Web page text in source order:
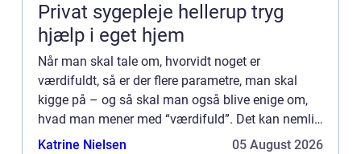
Privat sygepleje hellerup tryg
hjælp i eget hjem
Når man skal tale om, hvorvidt noget er
værdifuldt, så er der flere parametre, man skal
kigge på – og så skal man også blive enige om,
hvad man mener med “værdifuld”. Det kan nemlig
forst&ar...
Katrine Nielsen 05 August 2026